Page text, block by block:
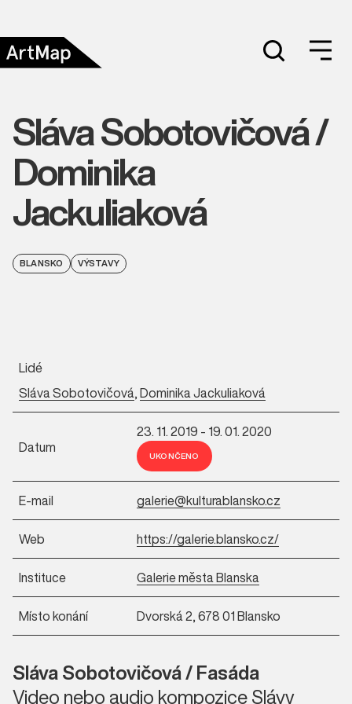
Sláva Sobotovičová /
Dominika
Jackuliaková
BLANSKO VÝSTAVY
Lidé
Sláva Sobotovičová,Dominika Jackuliaková
Datum
23. 11. 2019 - 19. 01. 2020
UKONČENO
E-mail galerie@kulturablansko.cz
Web https://galerie.blansko.cz/
Instituce Galerie města Blanska
Místo konání Dvorská 2, 678 01 Blansko
Sláva Sobotovičová / Fasáda
Video nebo audio kompozice Slávy